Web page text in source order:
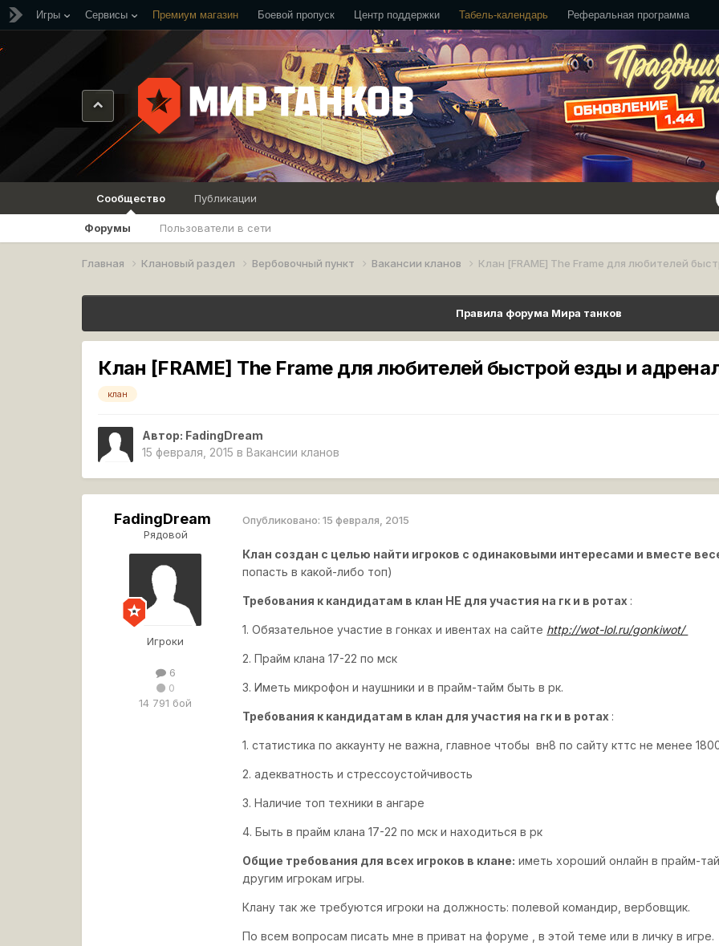
Игры Сервисы Премиум магазин Боевой пропуск Центр поддержки Табель-календарь Реферальная программа
Сообщество
Форумы Пользователи в сети
Публикации
Главная Клановый раздел Вербовочный пункт Вакансии кланов Клан [FRAME] The Frame для любителей
Правила форума Мира танков
Клан [FRAME] The Frame для любителей быстрой езды и
клан
Автор: FadingDream
15 февраля, 2015 в Вакансии кланов
FadingDream
Рядовой
Игроки
6
0
14 791 бой
Опубликовано:15 февраля, 2015
Клан создан с целью найти игроков с одинаковыми интересами и вместе
попасть в какой-либо топ)
Требования к кандидатам в клан НЕ для участия на гк и в ротах :
1. Обязательное участие в гонках и ивентах на сайте http://wot-lol.ru/gonkiwot/
2. Прайм клана 17-22 по мск
3. Иметь микрофон и наушники и в прайм-тайм быть в рк.
Требования к кандидатам в клан для участия на гк и в ротах :
1. статистика по аккаунту не важна, главное чтобы вн8 по сайту кттс не менее
2. адекватность и стрессоустойчивость
3. Наличие топ техники в ангаре
4. Быть в прайм клана 17-22 по мск и находиться в рк
Общие требования для всех игроков в клане: иметь хороший онлайн в прайм-
другим игрокам игры.
Клану так же требуются игроки на должность: полевой командир, вербовщик.
По всем вопросам писать мне в приват на форуме , в этой теме или в личку в игре.